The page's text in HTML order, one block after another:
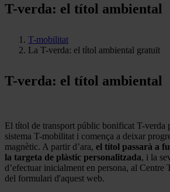
T-verda: el títol ambiental
T-mobilitat
La T-verda: el títol ambiental gratuït
T-verda: el títol ambiental
El títol de transport públic bonificat T-verda
sistema T-mobilitat i comença a deixar
magnètic. A partir d’ara, el títol passarà a
la targeta de plàstic personalitzada, i la
d’efectuar inicialment en persona, al Centre
del formulari d'aquest web.